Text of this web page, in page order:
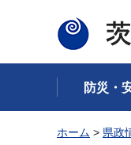
茨城県
防災・
ホーム > 県政